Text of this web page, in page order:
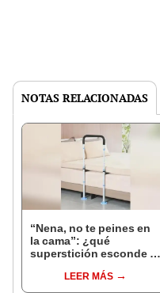
NOTAS RELACIONADAS
“Nena, no te peines en
la cama”: ¿qué
superstición esconde la
Enanitos Verdes?
LEER MÁS